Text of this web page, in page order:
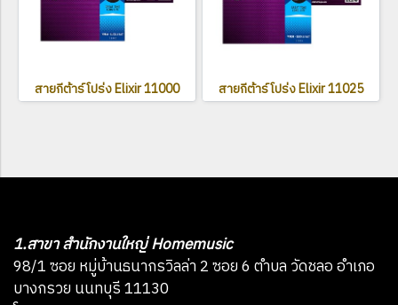
สายกีต้าร์โปร่ง Elixir 11000 สายกีต้าร์โปร่ง Elixir 11025
1.สาขา สำนักงานใหญ่ Homemusic
98/1 ซอย หมู่บ้านธนากรวิลล่า 2 ซอย 6 ตำบล วัดชลอ อำเภอ
บางกรวย นนทบุรี 11130